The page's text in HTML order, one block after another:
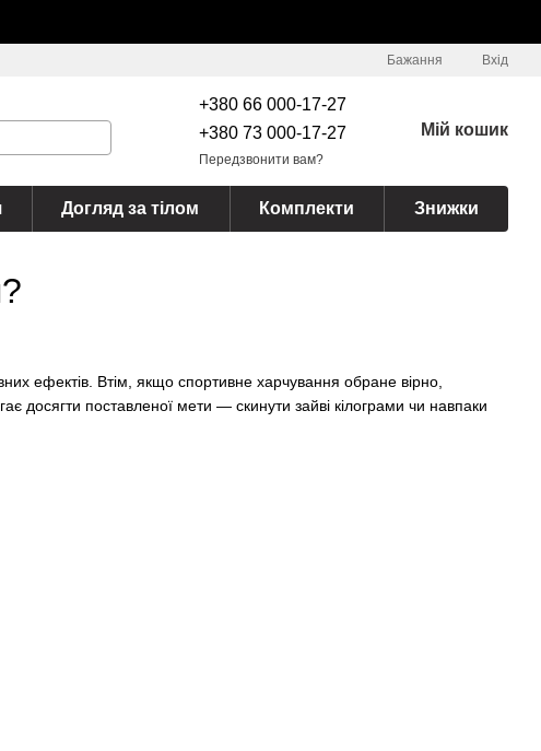
Бажання Вхід
+380 66 000-17-27
+380 73 000-17-27
Передзвонити вам?
Мій кошик
Догляд за тілом Комплекти Знижки
ефектів. Втім, якщо спортивне харчування обране вірно,
досягти поставленої мети — скинути зайві кілограми чи навпаки